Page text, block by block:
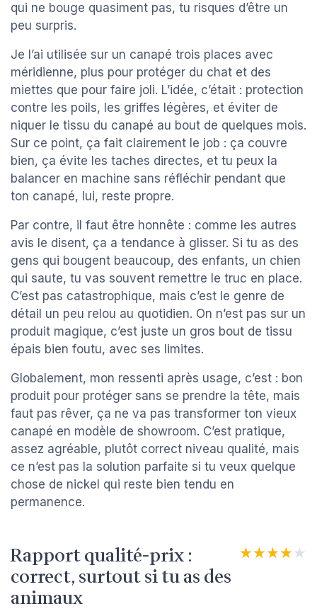
qui ne bouge quasiment pas, tu risques d’être un
peu surpris.
Je l’ai utilisée sur un canapé trois places avec
méridienne, plus pour protéger du chat et des
miettes que pour faire joli. L’idée, c’était : protection
contre les poils, les griffes légères, et éviter de
niquer le tissu du canapé au bout de quelques mois.
Sur ce point, ça fait clairement le job : ça couvre
bien, ça évite les taches directes, et tu peux la
balancer en machine sans réfléchir pendant que
ton canapé, lui, reste propre.
Par contre, il faut être honnête : comme les autres
avis le disent, ça a tendance à glisser. Si tu as des
gens qui bougent beaucoup, des enfants, un chien
qui saute, tu vas souvent remettre le truc en place.
C’est pas catastrophique, mais c’est le genre de
détail un peu relou au quotidien. On n’est pas sur un
produit magique, c’est juste un gros bout de tissu
épais bien foutu, avec ses limites.
Globalement, mon ressenti après usage, c’est : bon
produit pour protéger sans se prendre la tête, mais
faut pas rêver, ça ne va pas transformer ton vieux
canapé en modèle de showroom. C’est pratique,
assez agréable, plutôt correct niveau qualité, mais
ce n’est pas la solution parfaite si tu veux quelque
chose de nickel qui reste bien tendu en
permanence.
Rapport qualité-prix :
correct, surtout si tu as des
animaux
★★★★★
★★★★★